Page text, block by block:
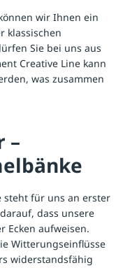
wir Ihnen ein
klassischen
Sie bei uns aus
Creative Line kann
was zusammen
–
steht für uns an erster
dass unsere
Ecken aufweisen.
Witterungseinflüsse
widerstandsfähig